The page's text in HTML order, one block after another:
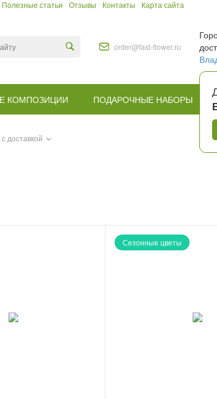
Полезные статьи Отзывы Контакты Карта сайта
order@fast-flower.ru
КОМПОЗИЦИИ ПОДАРОЧНЫЕ НАБОРЫ
доставкой
Сезонные цветы